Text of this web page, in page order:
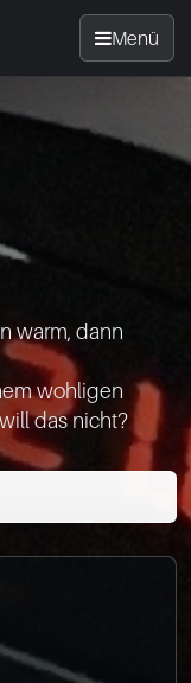
Menü
warm, dann
wohligen